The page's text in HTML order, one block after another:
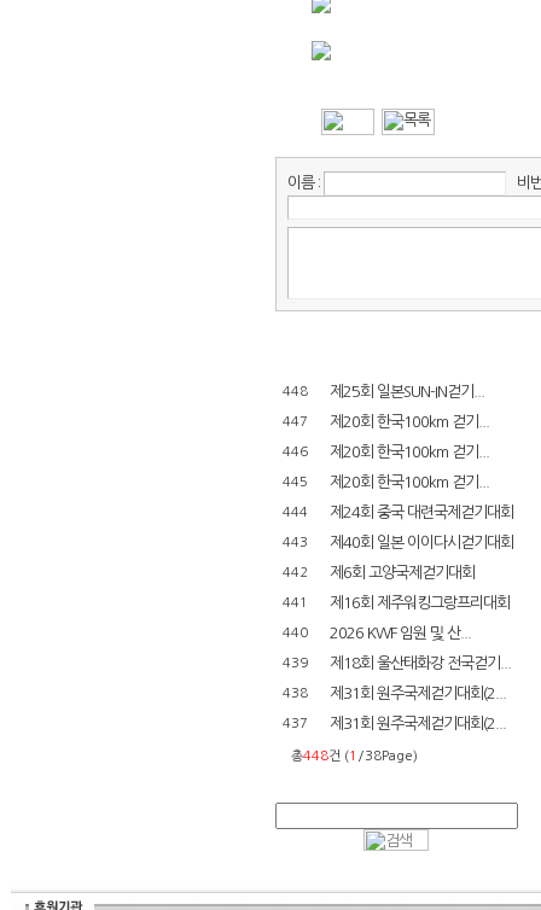
이름 : 비
448 제25회 일본SUN-IN걷기...
447 제20회 한국100km 걷기...
446 제20회 한국100km 걷기...
445 제20회 한국100km 걷기...
444 제24회 중국 대련국제걷기대회
443 제40회 일본 이이다시걷기대회
442 제6회 고양국제걷기대회
441 제16회 제주워킹그랑프리대회
440 2026 KWF 임원 및 산...
439 제18회 울산태화강 전국걷기...
438 제31회 원주국제걷기대회(2...
437 제31회 원주국제걷기대회(2...
총448건 (1 /38Page)